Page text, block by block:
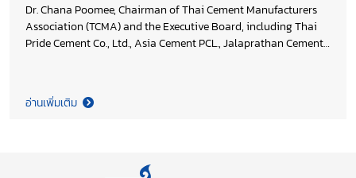
Dr. Chana Poomee, Chairman of Thai Cement Manufacturers
Association (TCMA) and the Executive Board, including Thai
Pride Cement Co., Ltd., Asia Cement PCL., Jalaprathan Cement
presented a garland adorned with Thai motif, as a ceremonial
and a symbol of cooperation, to Vietnam as the host of the
อ่านเพิ่มเติม